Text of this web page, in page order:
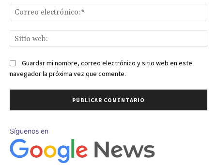
Guardar mi nombre, correo electrónico y sitio web en este
navegador la próxima vez que comente.
Síguenos en